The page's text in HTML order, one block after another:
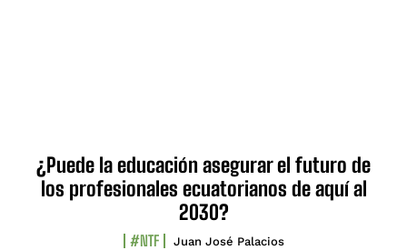
¿Puede la educación asegurar el futuro de
los profesionales ecuatorianos de aquí al
2030?
#NTF Juan José Palacios